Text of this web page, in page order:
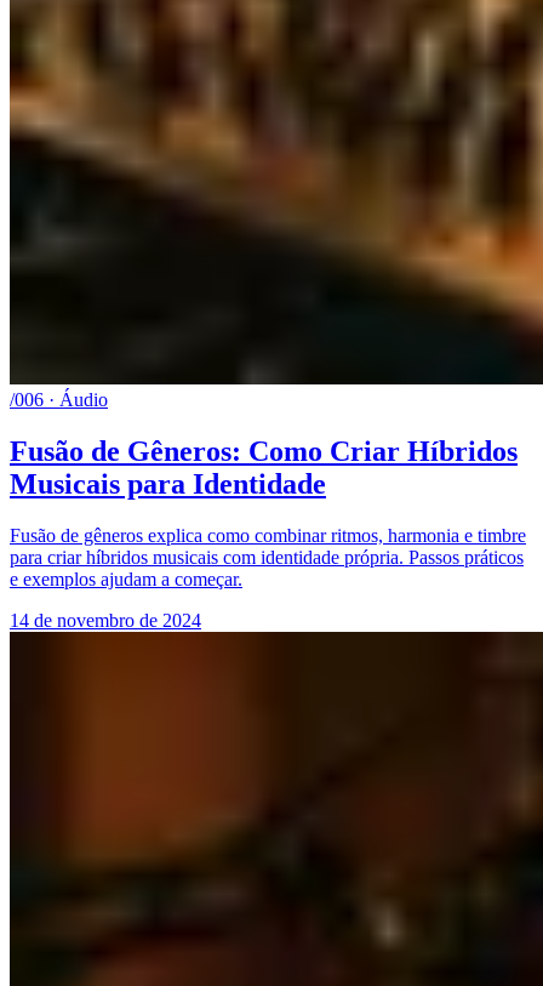
/006 · Áudio
Fusão de Gêneros: Como Criar Híbridos
Musicais para Identidade
Fusão de gêneros explica como combinar ritmos, harmonia e timbre
para criar híbridos musicais com identidade própria. Passos práticos
e exemplos ajudam a começar.
14 de novembro de 2024